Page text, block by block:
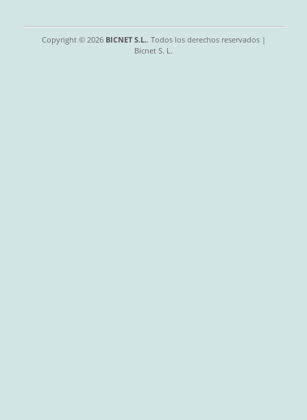
Copyright © 2026 BICNET S.L.. Todos los derechos reservados |
Bicnet S. L.